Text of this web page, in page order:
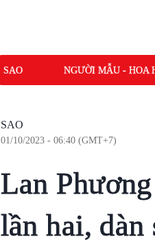
SAO NGƯỜI MẪU - HOA
SAO
01/10/2023 - 06:40 (GMT+7)
Lan
lần hai,